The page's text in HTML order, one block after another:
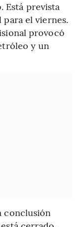
Está prevista
el viernes.
provocó
y un
conclusión